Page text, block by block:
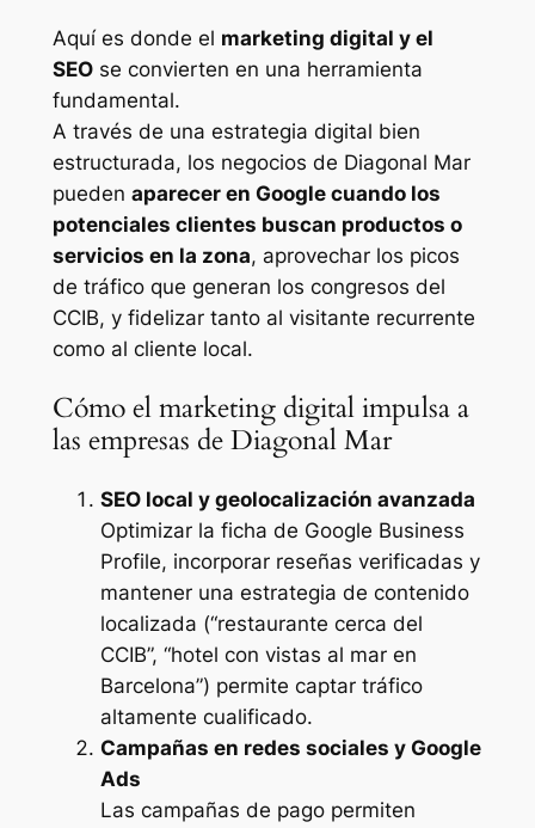
Aquí es donde el marketing digital y el
SEOse convierten en una herramienta
fundamental.
A través de una estrategia digital bien
estructurada, los negocios de Diagonal Mar
pueden aparecer en Google cuando los
potenciales clientes buscan productos o
servicios en la zona, aprovechar los picos
de tráfico que generan los congresos del
CCIB, y fidelizar tanto al visitante recurrente
como al cliente local.
Cómo el marketing digital impulsa a
las empresas de Diagonal Mar
SEO local y geolocalización avanzada
Optimizar la ficha de Google Business
Profile, incorporar reseñas verificadas y
mantener una estrategia de contenido
localizada (“restaurante cerca del
CCIB”, “hotel con vistas al mar en
Barcelona”) permite captar tráfico
altamente cualificado.
Campañas en redes sociales y Google
Ads
Las campañas de pago permiten